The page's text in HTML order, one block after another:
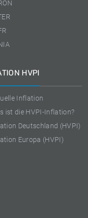
HVPI
Inflation
ist die HVPI-Inflation?
Deutschland (HVPI)
Europa (HVPI)